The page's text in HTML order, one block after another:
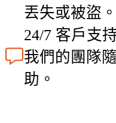
丟失或被盜。
24/7 客戶支
我們的團隊
助。